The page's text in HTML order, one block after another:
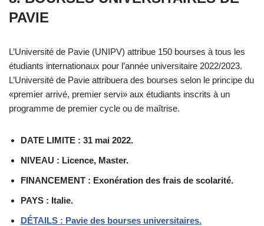
PAVIE
L’Université de Pavie (UNIPV) attribue 150 bourses à tous les
étudiants internationaux pour l’année universitaire 2022/2023.
L’Université de Pavie attribuera des bourses selon le principe du
«premier arrivé, premier servi» aux étudiants inscrits à un
programme de premier cycle ou de maîtrise.
DATE LIMITE : 31 mai 2022.
NIVEAU : Licence, Master.
FINANCEMENT : Exonération des frais de scolarité.
PAYS : Italie.
DÉTAILS : Pavie des bourses universitaires.